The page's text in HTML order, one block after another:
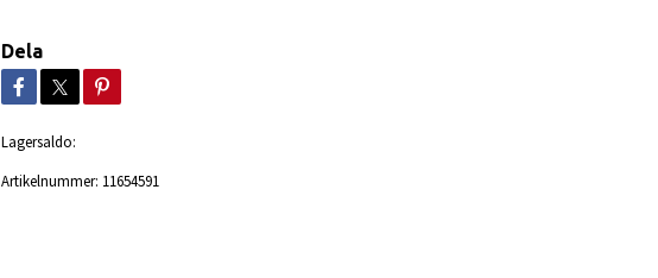
Dela
Lagersaldo:
Artikelnummer: 11654591